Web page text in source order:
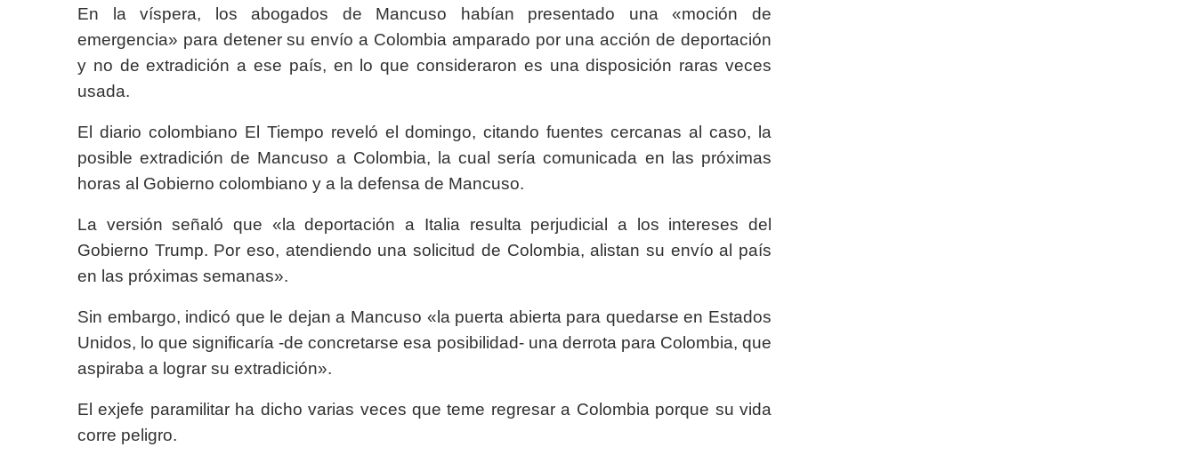
En la víspera, los abogados de Mancuso habían presentado una «moción de
emergencia» para detener su envío a Colombia amparado por una acción de deportación
y no de extradición a ese país, en lo que consideraron es una disposición raras veces
usada.
El diario colombiano El Tiempo reveló el domingo, citando fuentes cercanas al caso, la
posible extradición de Mancuso a Colombia, la cual sería comunicada en las próximas
horas al Gobierno colombiano y a la defensa de Mancuso.
La versión señaló que «la deportación a Italia resulta perjudicial a los intereses del
Gobierno Trump. Por eso, atendiendo una solicitud de Colombia, alistan su envío al país
en las próximas semanas».
Sin embargo, indicó que le dejan a Mancuso «la puerta abierta para quedarse en Estados
Unidos, lo que significaría -de concretarse esa posibilidad- una derrota para Colombia, que
aspiraba a lograr su extradición».
El exjefe paramilitar ha dicho varias veces que teme regresar a Colombia porque su vida
corre peligro.